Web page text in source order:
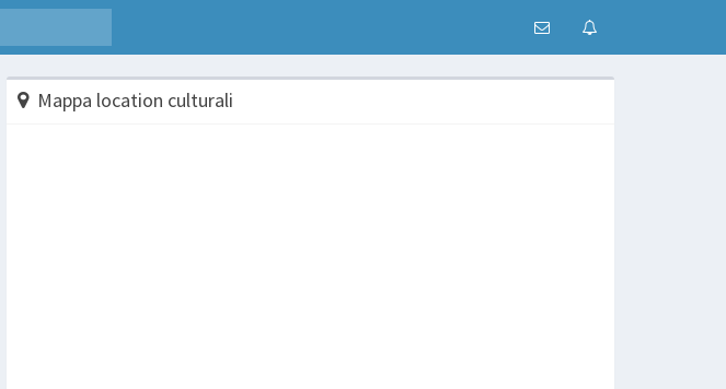
Mappa location culturali